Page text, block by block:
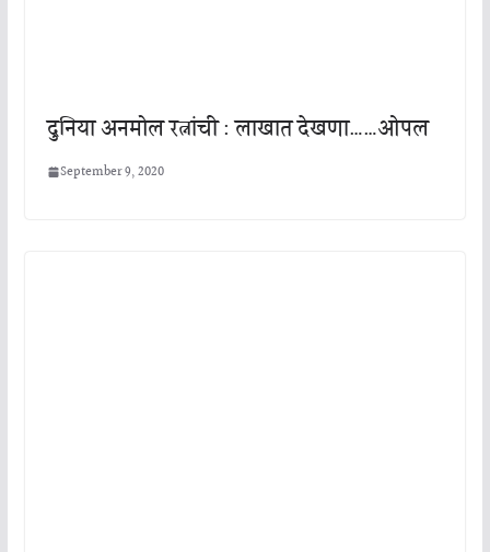
दुनिया अनमोल रत्नांची : लाखात देखणा……ओपल
September 9, 2020